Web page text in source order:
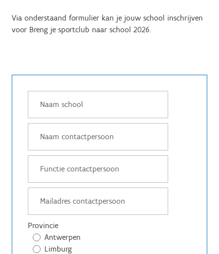
Via onderstaand formulier kan je jouw school inschrijven
voor Breng je sportclub naar school 2026.
Provincie
Antwerpen
Limburg